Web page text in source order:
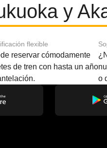
y
flexible
reservar cómodamente
de tren con hasta un año
o